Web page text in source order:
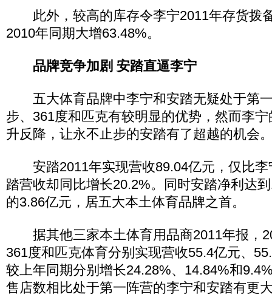
此外，较高的库存令李宁2011年存货拨
2010年同期大增63.48%。
品牌竞争加剧 安踏直逼李宁
五大体育品牌中李宁和安踏无疑处于第
步、361度和匹克有较明显的优势，然而李
升反降，让永不止步的安踏有了超越的机会
安踏2011年实现营收89.04亿元，仅比李
踏营收却同比增长20.2%。同时安踏净利达
的3.86亿元，居五大本土体育品牌之首。
据其他三家本土体育用品商2011年报，
361度和匹克体育分别实现营收55.4亿元、
较上年同期分别增长24.28%、14.84%和
售店数相比处于第一阵营的李宁和安踏有更